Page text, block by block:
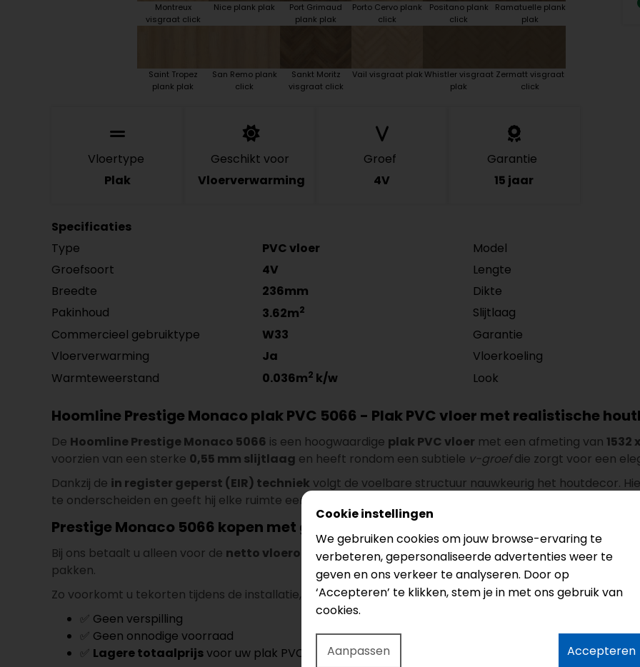
Montreux
visgraat click
Nice plank plak
Port Grimaud
plank plak
Porto Cervo plank
click
Positano plank
click
Ramatuelle plank
plak
Saint Tropez
plank plak
San Remo plank
click
Sankt Moritz
visgraat click
Vail visgraat plakWhistler visgraat
plak
Zermatt visgraat
click
Vloertype
Plak
Geschikt voor
Vloerverwarming
Groef
4V
Garantie
15 jaar
Specificaties
Type
PVC vloer Model
Groefsoort
4V Lengte
Breedte
236mm Dikte
Pakinhoud
3.62m2 Slijtlaag
Commercieel gebruiktype
W33 Garantie
Vloerverwarming
Ja Vloerkoeling
Warmteweerstand
0.036m2 k/w Look
Hoomline Prestige Monaco plak PVC 5066 - Plak PVC vloer met realistische
De Hoomline Prestige Monaco 5066 is een hoogwaardige plak PVC vloer met een afmeting van 1532
voorzien van een sterke 0,55 mm slijtlaag en heeft rondom een subtiele v-groefdie zorgt voor een
Dankzij de in register geperst (EIR) techniek volgt de voelbare structuur nauwkeurig het houtdecor.
te onderscheiden en geeft hij elke ruimte een natuurlijke, warme uitstraling.
Prestige Monaco 5066 kopen met gratis snijverlies
Bij ons betaalt u alleen voor de netto vloeroppervlaktedie u nodig heeft. Wij leveren standaard5 %
pakken.
Zo voorkomt u tekorten tijdens de installatie, zonder extra kosten. Deze service geldt bij bestellingen
✅ Geen verspilling
✅ Geen onnodige voorraad
✅ Lagere totaalprijsvoor uw plak PVC vloer
Cookie instellingen
We gebruiken cookies om jouw browse-ervaring te
verbeteren, gepersonaliseerde advertenties weer te
geven en ons verkeer te analyseren. Door op
‘Accepteren’ te klikken, stem je in met ons gebruik van
cookies.
Aanpassen Accepteren